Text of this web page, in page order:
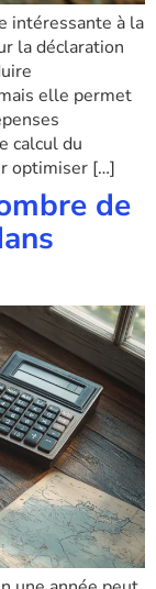
intéressante à la
la déclaration
elle permet
calcul du
optimiser […]
de